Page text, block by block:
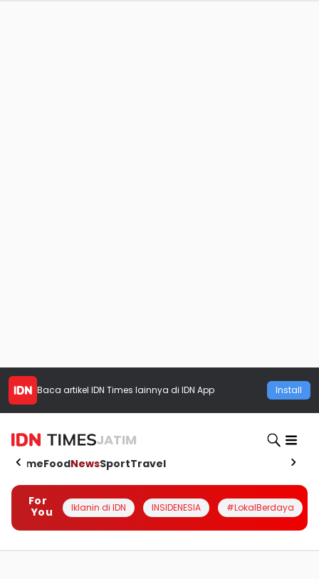
Baca artikel IDN Times lainnya di IDN App Install
JATIM
HomeFoodNewsSportTravel
For
You
Iklanin di IDN INSIDENESIA #LokalBerdaya